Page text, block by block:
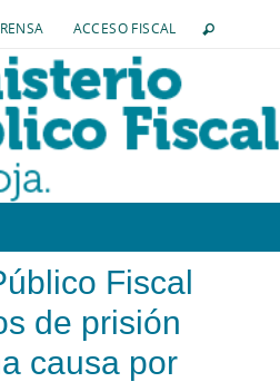
ACCESO FISCAL
Fiscal
de prisión
causa por